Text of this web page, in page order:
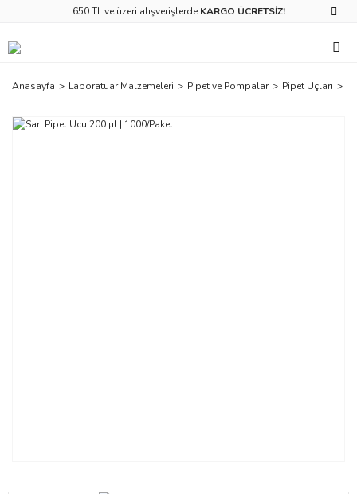
650 TL ve üzeri alışverişlerde KARGO ÜCRETSİZ!
Anasayfa Laboratuar Malzemeleri Pipet ve Pompalar Pipet Uçları